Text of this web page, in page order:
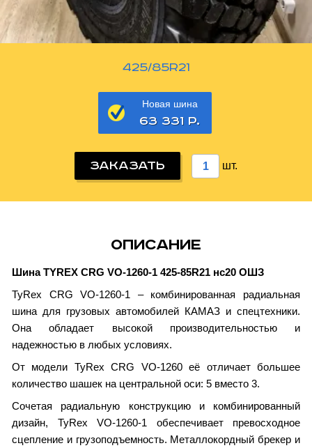
425/85R21
Новая шина
63 331 Р.
ЗАКАЗАТЬ шт.
описание
Шина TYREX CRG VO-1260-1 425-85R21 нс20 ОШЗ
TyRex CRG VO-1260-1 – комбинированная радиальная
шина для грузовых автомобилей КАМАЗ и спецтехники.
Она обладает высокой производительностью и
надежностью в любых условиях.
От модели TyRex CRG VO-1260 её отличает большее
количество шашек на центральной оси: 5 вместо 3.
Сочетая радиальную конструкцию и комбинированный
дизайн, TyRex VO-1260-1 обеспечивает превосходное
сцепление и грузоподъемность. Металлокордный брекер и